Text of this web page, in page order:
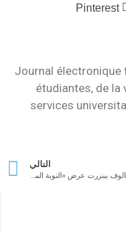
Pinterest
Journal
étudiantes, de la
services
التالي
أكتوبر المالوف ببنزرت عرض «النوبة المعطّرة» يوقظ الذاكرة الموسيقية ويجدد النبض الفني